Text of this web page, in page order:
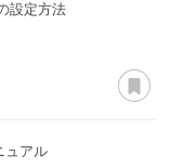
設定方法
ュアル